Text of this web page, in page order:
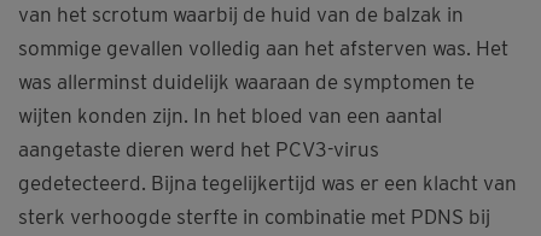
van het scrotum waarbij de huid van de balzak in
sommige gevallen volledig aan het afsterven was. Het
was allerminst duidelijk waaraan de symptomen te
wijten konden zijn. In het bloed van een aantal
aangetaste dieren werd het PCV3-virus
gedetecteerd. Bijna tegelijkertijd was er een klacht van
sterk verhoogde sterfte in combinatie met PDNS bij